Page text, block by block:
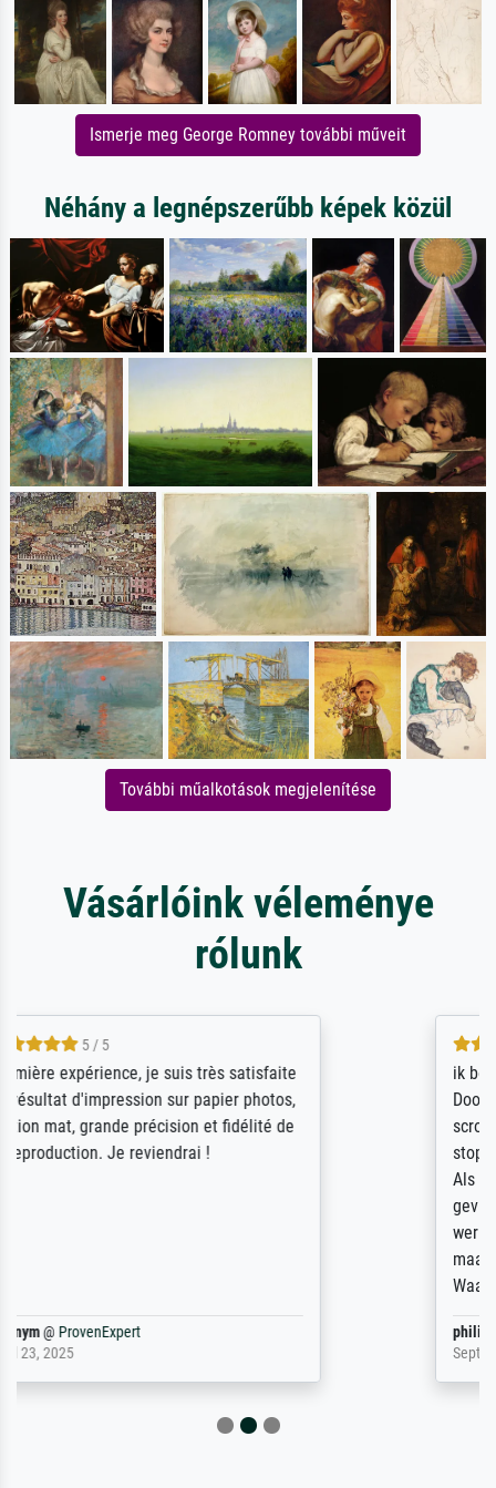
Ismerje meg George Romney további műveit
Néhány a legnépszerűbb képek közül
További műalkotások megjelenítése
Vásárlóink véleménye
rólunk
ik beoordeel Meisterdrucke zeer positief.
Door de 69505 beschikbare kunstenaars
scrollen is echter onbegonnen werk (na
stoppen begint het weer van voor af aan).
philip@